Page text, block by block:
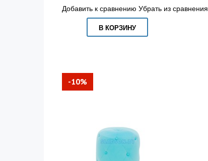
Добавить к сравнению Убрать из сравнения
В КОРЗИНУ
-10%